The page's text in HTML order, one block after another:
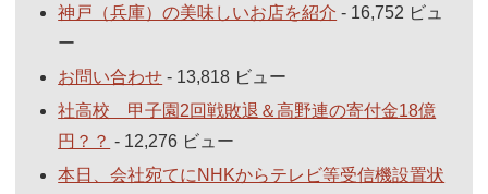
神戸（兵庫）の美味しいお店を紹介 - 16,752 ビュ
ー
お問い合わせ - 13,818 ビュー
社高校 甲子園2回戦敗退＆高野連の寄付金18億
円？？ - 12,276 ビュー
本日、会社宛てにNHKからテレビ等受信機設置状